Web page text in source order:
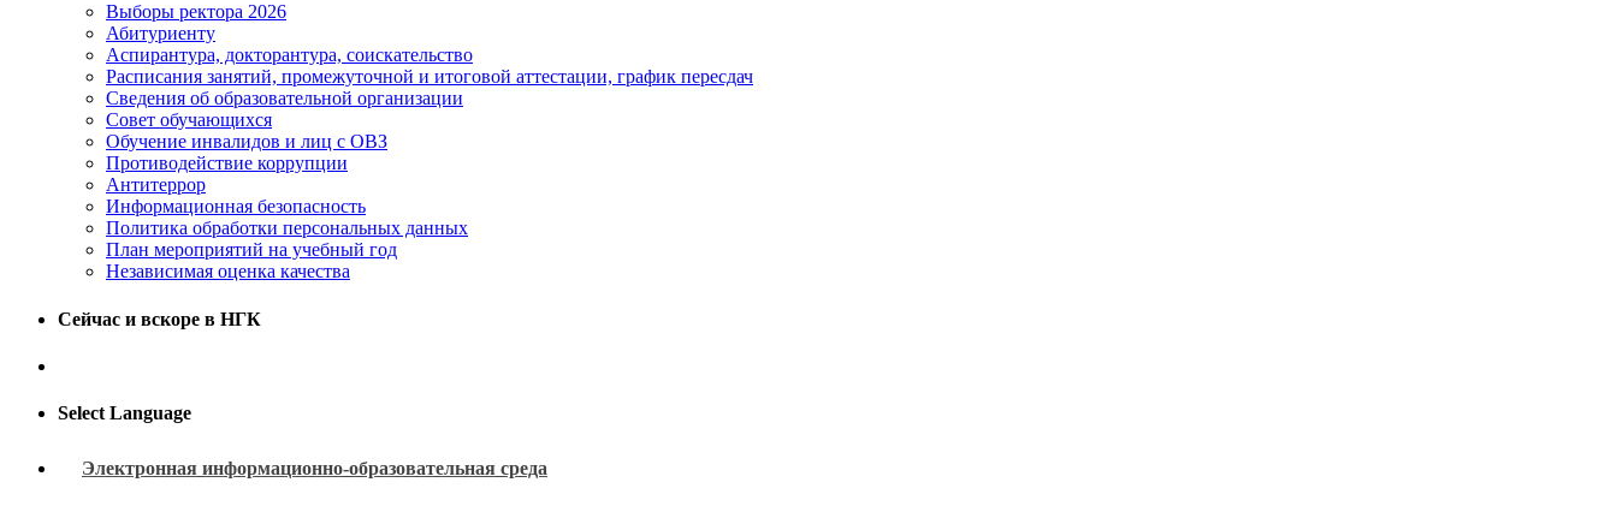
Выборы ректора 2026
Абитуриенту
Аспирантура, докторантура, соискательство
Расписания занятий, промежуточной и итоговой аттестации, график пересдач
Сведения об образовательной организации
Совет обучающихся
Обучение инвалидов и лиц с ОВЗ
Противодействие коррупции
Антитеррор
Информационная безопасность
Политика обработки персональных данных
План мероприятий на учебный год
Независимая оценка качества
Сейчас и вскоре в НГК
Select Language
Электронная информационно-образовательная среда